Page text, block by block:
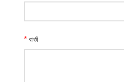
* বার্তা